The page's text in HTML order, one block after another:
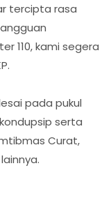
tercipta rasa
110, kami segera
pada pukul
serta
Curat,